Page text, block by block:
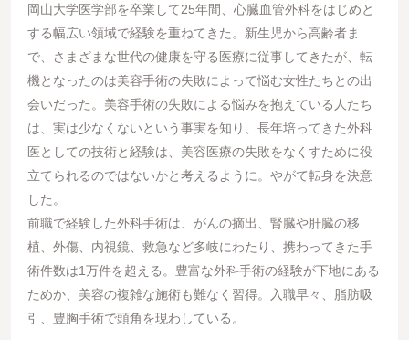
岡山大学医学部を卒業して25年間、心臓血管外科をはじめと
する幅広い領域で経験を重ねてきた。新生児から高齢者ま
で、さまざまな世代の健康を守る医療に従事してきたが、転
機となったのは美容手術の失敗によって悩む女性たちとの出
会いだった。美容手術の失敗による悩みを抱えている人たち
は、実は少なくないという事実を知り、長年培ってきた外科
医としての技術と経験は、美容医療の失敗をなくすために役
立てられるのではないかと考えるように。やがて転身を決意
した。
前職で経験した外科手術は、がんの摘出、腎臓や肝臓の移
植、外傷、内視鏡、救急など多岐にわたり、携わってきた手
術件数は1万件を超える。豊富な外科手術の経験が下地にある
ためか、美容の複雑な施術も難なく習得。入職早々、脂肪吸
引、豊胸手術で頭角を現わしている。